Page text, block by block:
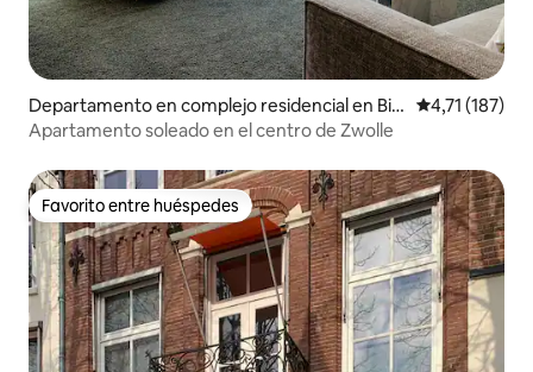
Departamento en complejo residencial en Bin
nenstad-Zuid
Calificación
4,71 (187)
Apartamento soleado en el centro de Zwolle
Favorito entre huéspedes
Favorito entre huéspedes